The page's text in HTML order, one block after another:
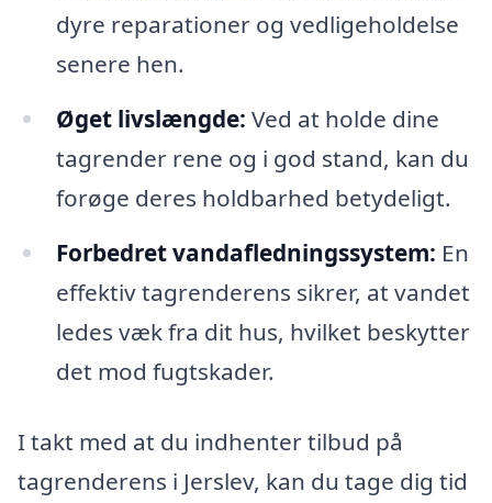
dyre reparationer og vedligeholdelse
senere hen.
Øget livslængde: Ved at holde dine
tagrender rene og i god stand, kan du
forøge deres holdbarhed betydeligt.
Forbedret vandafledningssystem: En
effektiv tagrenderens sikrer, at vandet
ledes væk fra dit hus, hvilket beskytter
det mod fugtskader.
I takt med at du indhenter tilbud på
tagrenderens i Jerslev, kan du tage dig tid